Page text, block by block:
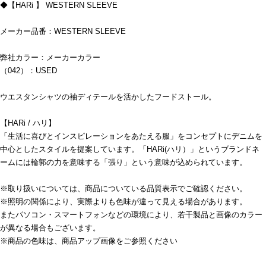
◆【HARi 】 WESTERN SLEEVE
メーカー品番：WESTERN SLEEVE
弊社カラー：メーカーカラー
（042）：USED
ウエスタンシャツの袖ディテールを活かしたフードストール。
【HARi / ハリ】
「生活に喜びとインスピレーションをあたえる服」をコンセプトにデニムを
中心としたスタイルを提案しています。「HARi(ハリ）」というブランドネ
ームには輪郭の力を意味する「張り」という意味が込められています。
※取り扱いについては、商品についている品質表示でご確認ください。
※照明の関係により、実際よりも色味が違って見える場合があります。
またパソコン・スマートフォンなどの環境により、若干製品と画像のカラー
が異なる場合もございます。
※商品の色味は、商品アップ画像をご参照ください